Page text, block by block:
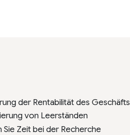
der Rentabilität des Geschäfts
von Leerständen
Sie Zeit bei der Recherche